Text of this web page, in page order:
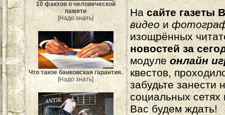
10 фактов о человеческой
памяти
[Надо знать]
Что такое банковская гарантия.
[Надо знать]
На сайте газеты
видео и
изощрённых
новостей за
модуле онлайн
квестов,
забудьте
социальных
Вас будем ждать!